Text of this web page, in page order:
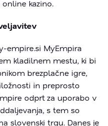
kazino.
empire.si MyEmpira
kladilnem mestu, ki bi
brezplačne igre,
in preprosto
odprt za uporabo v
s tem so
slovenski trgu. Danes je